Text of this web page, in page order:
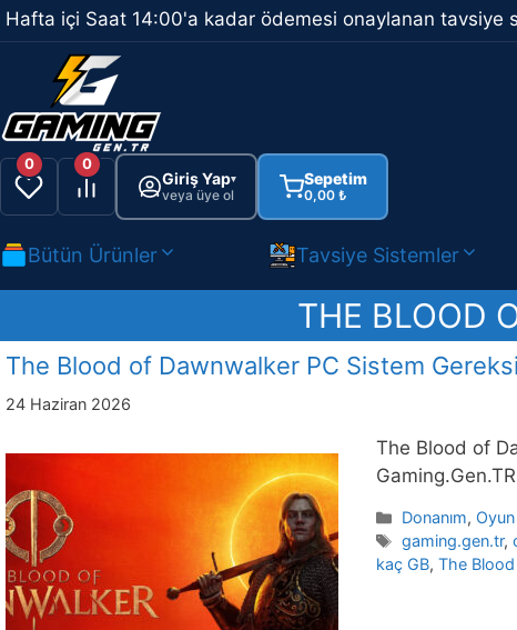
İçeriğe
atla
Hafta içi Saat 14:00'a kadar ödemesi onaylanan tavsiye
0 0
Giriş Yap▾
veya üye ol
Sepetim
0,00 ₺
Bütün Ürünler Tavsiye Sistemler
THE BLOOD
The Blood of Dawnwalker PC Sistem
24 Haziran 2026
The Blood of
Kategoriler
Donanım,
Etiketler
gaming.gen.tr,
kaç GB, The